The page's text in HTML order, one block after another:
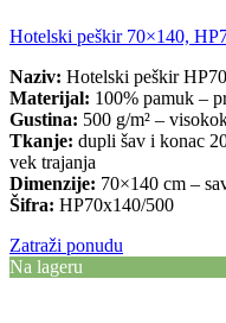
Hotelski peškir 70×140,
Naziv: Hotelski peškir
Materijal: 100% pamuk –
Gustina: 500 g/m² –
Tkanje: dupli šav i konac
vek trajanja
Dimenzije: 70×140 cm –
Šifra: HP70x140/500
Zatraži ponudu
Na lageru